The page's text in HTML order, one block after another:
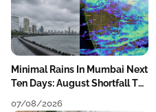
Minimal Rains In Mumbai Next
Ten Days: August Shortfall To
07/08/2026